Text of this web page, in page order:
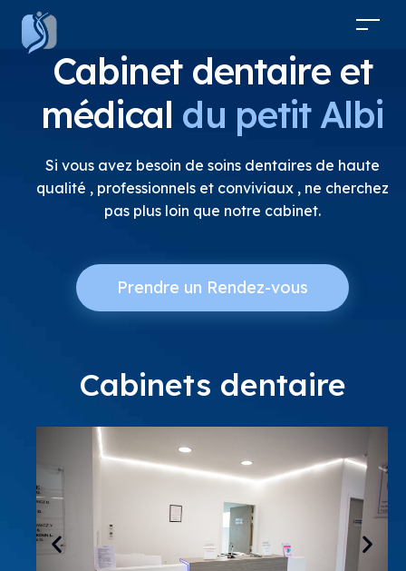
Cabinet dentaire et
médical du petit Albi
Si vous avez besoin de soins dentaires de haute
qualité , professionnels et conviviaux , ne cherchez
pas plus loin que notre cabinet.
Prendre un Rendez-vous
Cabinets dentaire